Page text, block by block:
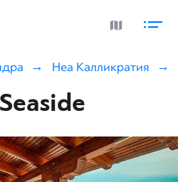
Неа Калликратия